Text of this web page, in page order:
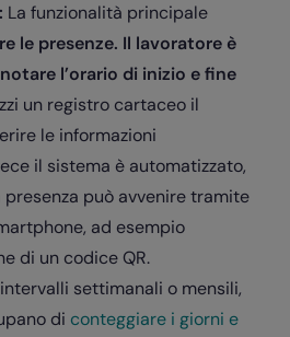
La funzionalità principale
le presenze. Il lavoratore è
l’orario di inizio e fine
un registro cartaceo il
le informazioni
il sistema è automatizzato,
può avvenire tramite
ad esempio
di un codice QR.
settimanali o mensili,
di conteggiare i giorni e